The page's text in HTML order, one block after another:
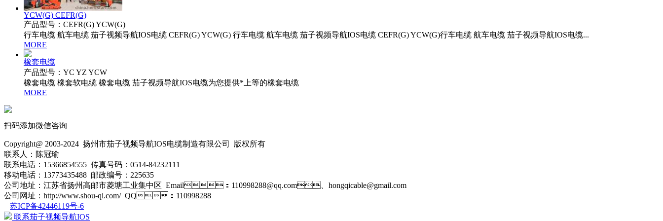
YCW(G) CEFR(G)
产品型号：CEFR(G) YCW(G)
行车电缆 航车电缆 茄子视频导航IOS电缆 CEFR(G) YCW(G) 行车电缆 航车电缆 茄子视频导航IOS电缆 CEFR(G) YCW(G)行车电缆 航车电缆 茄子视频导航IOS电缆...
MORE
橡套电缆
产品型号：YC YZ YCW
橡套电缆 橡套软电缆 橡套电缆 茄子视频导航IOS电缆为您提供*上等的橡套电缆
MORE
扫码添加微信咨询
Copyright@ 2003-2024 扬州市茄子视频导航IOS电缆制造有限公司
版权所有
联系人：陈冠瑜
联系电话：15366854555 传真号码：0514-84232111
移动电话：13773435488 邮政编号：225635
公司地址：江苏省扬州高邮市菱塘工业集中区 Email：110998288@qq.com、 hongqicable@gmail.com
公司网址：http://www.shou-qi.com/ QQ：110998288
苏ICP备42446119号-6
联系茄子视频导航IOS